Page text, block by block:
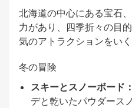
北海道の中心にある宝石
力があり、四季折々の目
気のアトラクションをい
冬の冒険
スキーとスノーボード：
デと乾いたパウダース